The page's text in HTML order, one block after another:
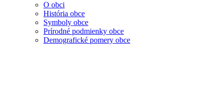
O obci
História obce
Symboly obce
Prírodné podmienky obce
Demografické pomery obce